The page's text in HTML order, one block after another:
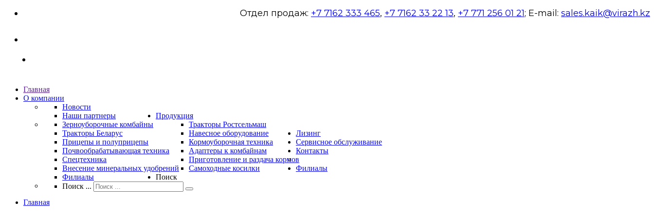
Отдел продаж: +7 7162 333 465, +7 7162 33 22 13, +7 771 256 01 21; E-mail: sales.kaik@virazh.kz
Главная
О компании
Новости
Наши партнеры
Продукция
Зерноуборочные комбайны
Тракторы Ростсельмаш
Тракторы Беларус
Навесное оборудование
Прицепы и полуприцепы
Кормоуборочная техника
Почвообрабатывающая техника
Адаптеры к комбайнам
Спецтехника
Приготовление и раздача кормов
Внесение минеральных удобрений
Самоходные косилки
Лизинг
Сервисное обслуживание
Контакты
Филиалы
Филиалы
Поиск
Поиск ...
Главная